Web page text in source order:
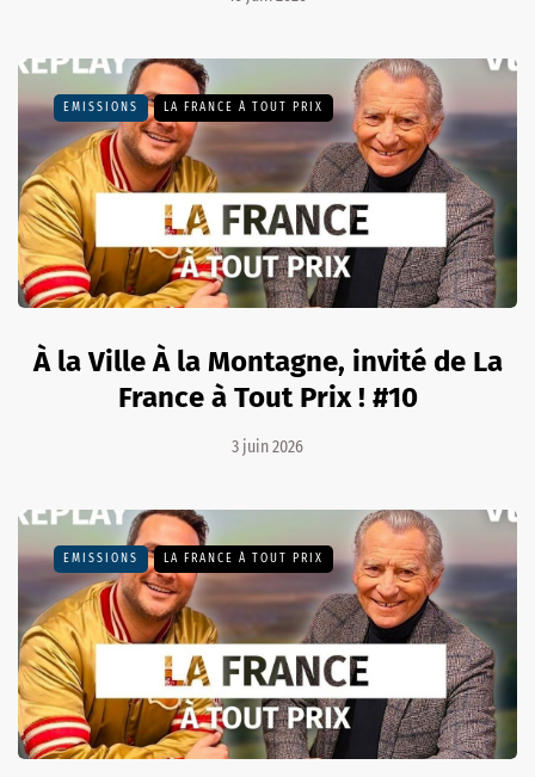
EMISSIONS LA FRANCE À TOUT PRIX
À la Ville À la Montagne, invité de La
France à Tout Prix ! #10
3 juin 2026
EMISSIONS LA FRANCE À TOUT PRIX